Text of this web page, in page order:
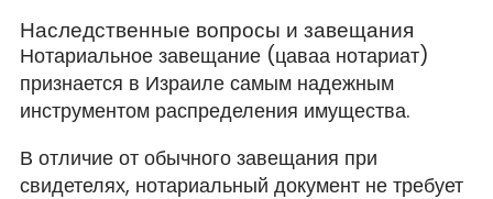
Наследственные вопросы и завещания
Нотариальное завещание (цаваа нотариат)
признается в Израиле самым надежным
инструментом распределения имущества.
В отличие от обычного завещания при
свидетелях, нотариальный документ не требует